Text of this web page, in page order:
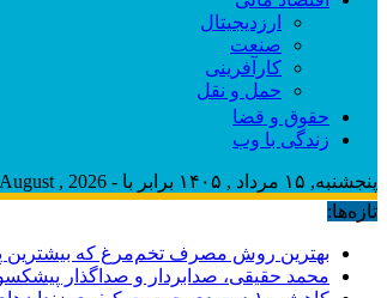
ارزدیجیتال
صنعت
کارآفرینی
حمل و نقل
حقوق و قضا
زندگی با وب
پنجشنبه, ۱۵ مرداد , ۱۴۰۵ برابر با - Thursday, 6 August , 2026
تازه‌ها:
بهترین روش مصرف تخم‌مرغ که بیشترین
محمد حقیقی، صدابردار و صداگذار